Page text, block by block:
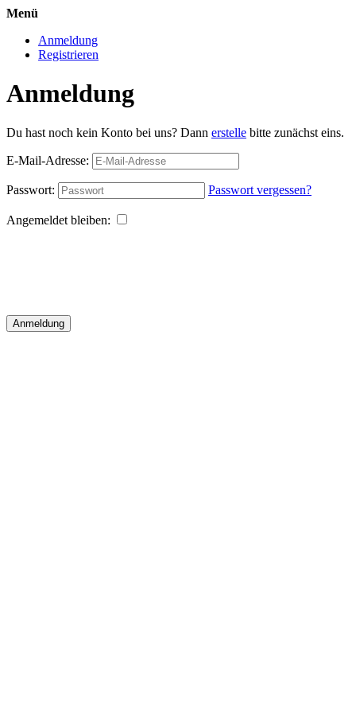
Menü
Anmeldung
Registrieren
Anmeldung
Du hast noch kein Konto bei uns? Dann erstelle bitte zunächst eins.
E-Mail-Adresse:
Passwort: Passwort vergessen?
Angemeldet bleiben:
Anmeldung